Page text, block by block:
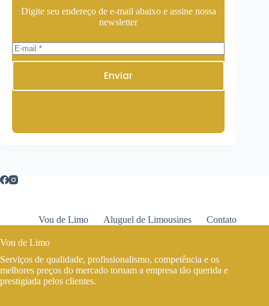
Digite seu endereço de e-mail abaixo e assine nossa
newsletter
Enviar
Vou de Limo Aluguel de Limousines Contato
Vou de Limo
Serviços de qualidade, profissionalismo, competência e os
melhores preços do mercado tornam a empresa tão querida e
prestigiada pelos clientes.